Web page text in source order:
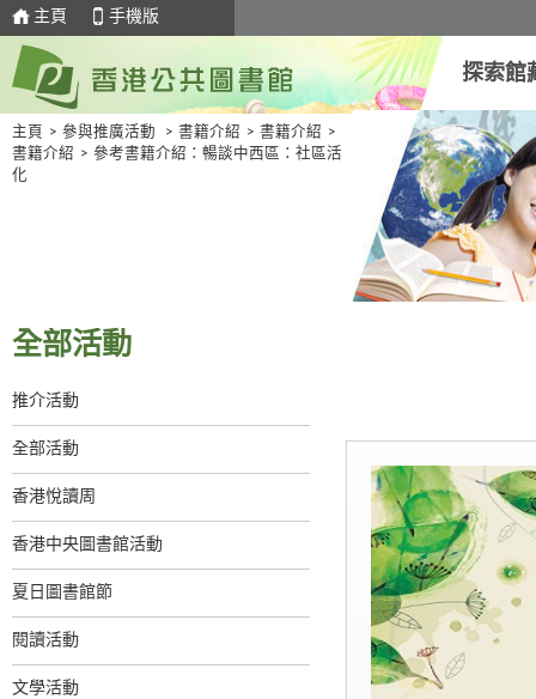
主頁 手機版
探索館
主頁 > 參與推廣活動 > 書籍介紹 > 書籍介紹 >
書籍介紹 > 參考書籍介紹：暢談中西區：社區活
化
全部活動
推介活動
全部活動
香港悅讀周
香港中央圖書館活動
夏日圖書館節
閱讀活動
文學活動